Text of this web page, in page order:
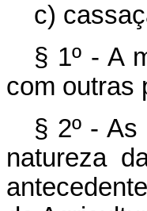
c)
§ 1º - A
com outras
§ 2º -
natureza